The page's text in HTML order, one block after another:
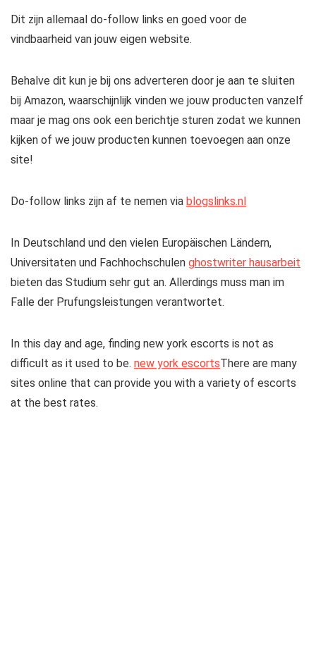
Dit zijn allemaal do-follow links en goed voor de
vindbaarheid van jouw eigen website.
Behalve dit kun je bij ons adverteren door je aan te sluiten
bij Amazon, waarschijnlijk vinden we jouw producten vanzelf
maar je mag ons ook een berichtje sturen zodat we kunnen
kijken of we jouw producten kunnen toevoegen aan onze
site!
Do-follow links zijn af te nemen via blogslinks.nl
In Deutschland und den vielen Europäischen Ländern,
Universitaten und Fachhochschulen ghostwriter hausarbeit
bieten das Studium sehr gut an. Allerdings muss man im
Falle der Prufungsleistungen verantwortet.
In this day and age, finding new york escorts is not as
difficult as it used to be. new york escortsThere are many
sites online that can provide you with a variety of escorts
at the best rates.